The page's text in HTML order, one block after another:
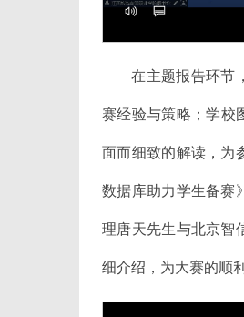
在主题报告环节
赛经验与策略；学校
面而细致的解读，为
数据库助力学生备赛
理唐天先生与北京智
细介绍，为大赛的顺